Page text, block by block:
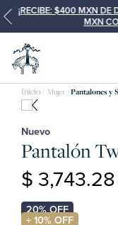
¡RECIBE: $400 MXN DE
MXN
Mujer Pantalones y
Nuevo
Pantalón
$ 3,743.28